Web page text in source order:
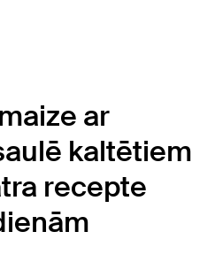
ar
kaltētiem
recepte